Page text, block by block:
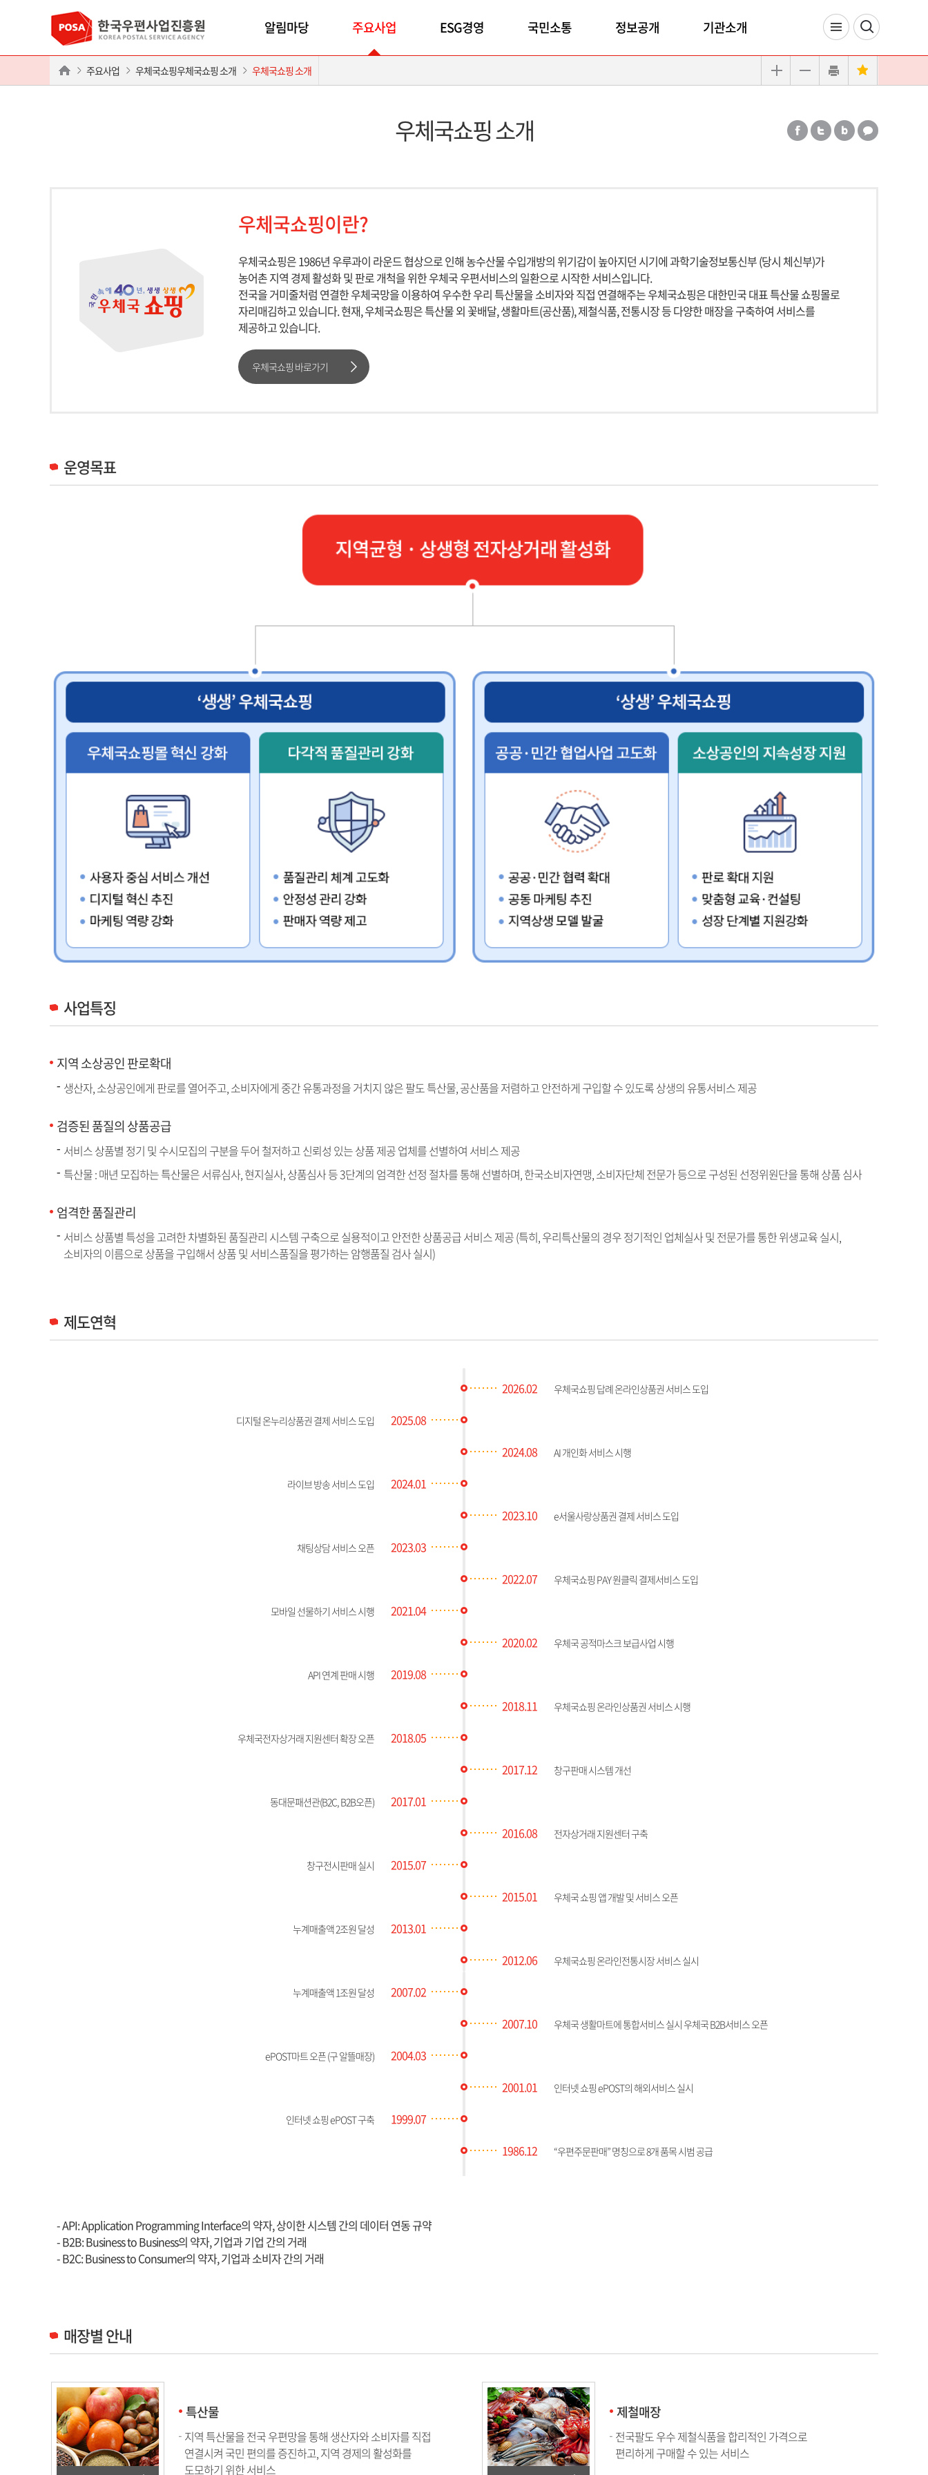
알림마당 주요사업 ESG경영 국민소통 정보공개 기관소개
주요사업 우체국쇼핑우체국쇼핑 소개 우체국쇼핑 소개
우체국쇼핑 소개
우체국쇼핑이란?
우체국쇼핑은 1986년 우루과이 라운드 협상으로 인해 농수산물 수입개방의 위기감이 높아지던 시기에 과학기술정보통신부 (당시 체신부)가
농어촌 지역 경제 활성화 및 판로 개척을 위한 우체국 우편서비스의 일환으로 시작한 서비스입니다.
전국을 거미줄처럼 연결한 우체국망을 이용하여 우수한 우리 특산물을 소비자와 직접 연결해주는 우체국쇼핑은 대한민국 대표 특산물 쇼핑몰로
자리매김하고 있습니다. 현재, 우체국쇼핑은 특산물 외 꽃배달, 생활마트(공산품), 제철식품, 전통시장 등 다양한 매장을 구축하여 서비스를
제공하고 있습니다.
우체국쇼핑 바로가기
운영목표
사업특징
지역 소상공인 판로확대
생산자, 소상공인에게 판로를 열어주고, 소비자에게 중간 유통과정을 거치지 않은 팔도 특산물, 공산품을 저렴하고 안전하게 구입할 수 있도록 상생의 유통서비스 제공
검증된 품질의 상품공급
서비스 상품별 정기 및 수시모집의 구분을 두어 철저하고 신뢰성 있는 상품 제공 업체를 선별하여 서비스 제공
특산물 : 매년 모집하는 특산물은 서류심사, 현지실사, 상품심사 등 3단계의 엄격한 선정 절차를 통해 선별하며, 한국소비자연맹, 소비자단체 전문가 등으로 구성된 선정위원단을 통해 상품 심사
엄격한 품질관리
서비스 상품별 특성을 고려한 차별화된 품질관리 시스템 구축으로 실용적이고 안전한 상품공급 서비스 제공 (특히, 우리특산물의 경우 정기적인 업체실사 및 전문가를 통한 위생교육 실시,
소비자의 이름으로 상품을 구입해서 상품 및 서비스품질을 평가하는 암행품질 검사 실시)
제도연혁
2026.02 우체국쇼핑 답례 온라인상품권 서비스 도입
2025.08
디지털 온누리상품권 결제 서비스 도입
2024.08 AI 개인화 서비스 시행
2024.01
라이브 방송 서비스 도입
2023.10 e서울사랑상품권 결제 서비스 도입
2023.03
채팅상담 서비스 오픈
2022.07 우체국쇼핑 PAY 원클릭 결제서비스 도입
2021.04
모바일 선물하기 서비스 시행
2020.02 우체국 공적마스크 보급사업 시행
2019.08
API 연계 판매 시행
2018.11 우체국쇼핑 온라인상품권 서비스 시행
2018.05
우체국전자상거래 지원센터 확장 오픈
2017.12 창구판매 시스템 개선
2017.01
동대문패션관(B2C, B2B오픈)
2016.08 전자상거래 지원센터 구축
2015.07
창구전시판매 실시
2015.01 우체국 쇼핑 앱 개발 및 서비스 오픈
2013.01
누계매출액 2조원 달성
2012.06 우체국쇼핑 온라인전통시장 서비스 실시
2007.02
누계매출액 1조원 달성
2007.10 우체국 생활마트에 통합서비스 실시 우체국 B2B서비스 오픈
2004.03
ePOST마트 오픈 (구 알뜰매장)
2001.01 인터넷 쇼핑 ePOST의 해외서비스 실시
1999.07
인터넷 쇼핑 ePOST 구축
1986.12 “우편주문판매” 명칭으로 8개 품목 시범 공급
- API: Application Programming Interface의 약자, 상이한 시스템 간의 데이터 연동 규약
- B2B: Business to Business의 약자, 기업과 기업 간의 거래
- B2C: Business to Consumer의 약자, 기업과 소비자 간의 거래
매장별 안내
특산물
지역 특산물을 전국 우편망을 통해 생산자와 소비자를 직접
연결시켜 국민 편의를 증진하고, 지역 경제의 활성화를
도모하기 위한 서비스
제철매장
전국팔도 우수 제철식품을 합리적인 가격으로
편리하게 구매할 수 있는 서비스